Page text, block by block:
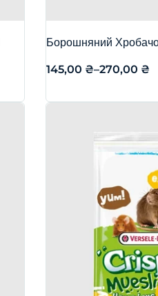
Борошняний
145,00 ₴–270,00 ₴